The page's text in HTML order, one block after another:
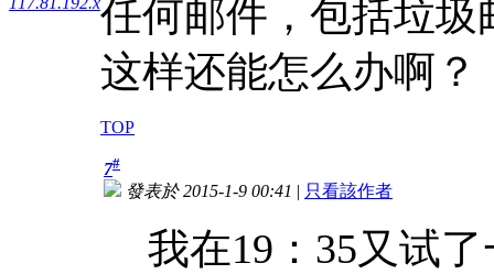
任何邮件，包括垃圾
这样还能怎么办啊？
TOP
7#
發表於 2015-1-9 00:41 | 只看該作者
我在19：35又试